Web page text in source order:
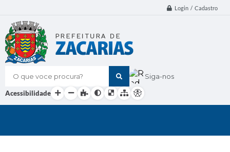
Login / Cadastro
O que voce procura? Siga-nos
Acessibilidade